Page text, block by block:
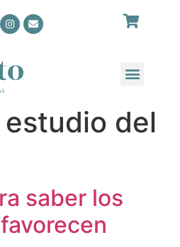
estudio del
saber los